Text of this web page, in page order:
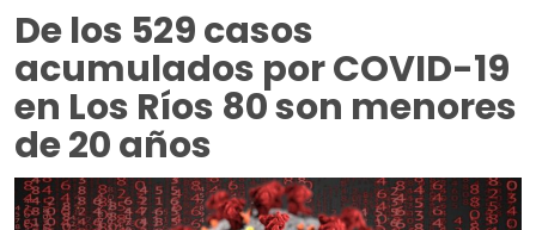
De los 529 casos
acumulados por COVID-19
en Los Ríos 80 son menores
de 20 años